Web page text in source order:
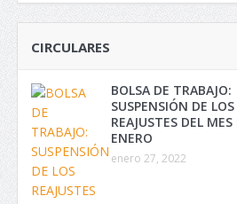
CIRCULARES
BOLSA DE TRABAJO:
SUSPENSIÓN DE LOS
REAJUSTES DEL MES
ENERO
enero 27, 2022